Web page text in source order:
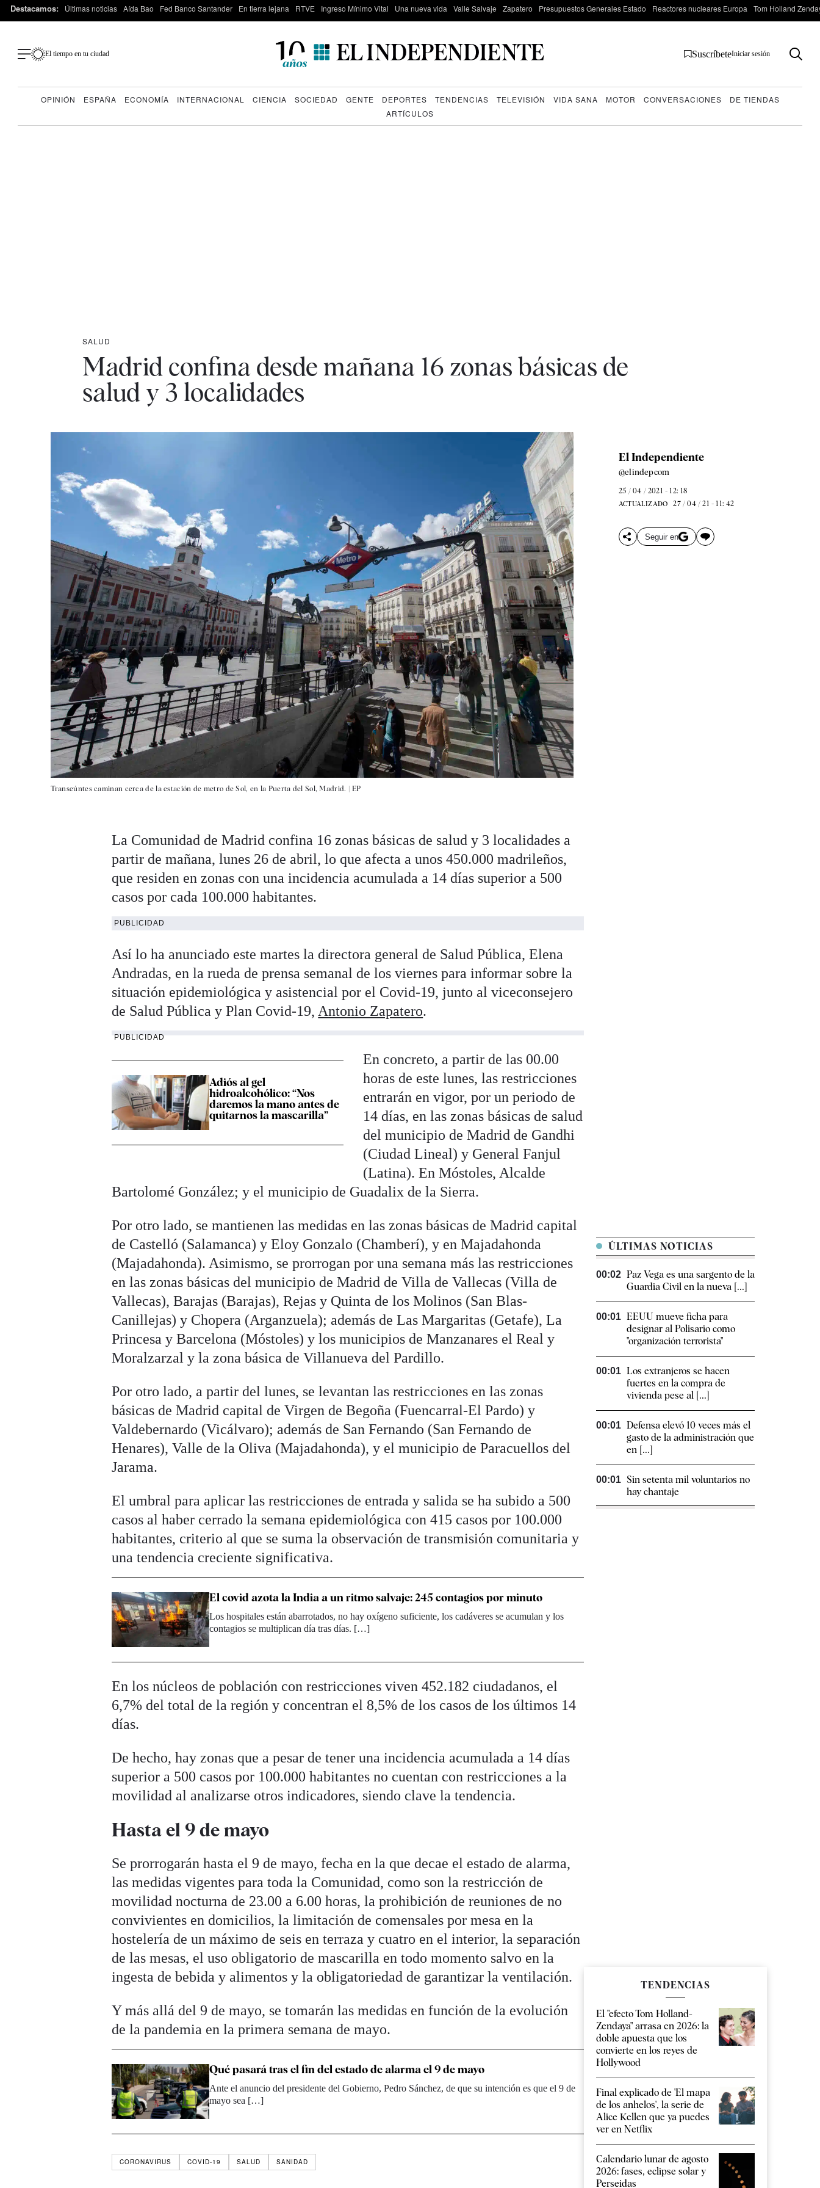
Destacamos: Últimas noticias Aída Bao Fed Banco Santander En tierra lejana RTVE Ingreso Mínimo Vital Una nueva vida Valle Salvaje Zapatero Presupuestos Generales Estado Reactores nucleares Europa Tom Holland
El tiempo en tu ciudad SuscríbeteIniciar sesión
OPINIÓN ESPAÑA ECONOMÍA INTERNACIONAL CIENCIA SOCIEDAD GENTE DEPORTES TENDENCIAS TELEVISIÓN VIDA SANA MOTOR CONVERSACIONES
DE TIENDAS
ARTÍCULOS
SALUD
Madrid confina desde mañana 16 zonas básicas de
salud y 3 localidades
Transeúntes caminan cerca de la estación de metro de Sol, en la Puerta del Sol, Madrid. | EP
El Independiente
@elindepcom
25 / 04 / 2021 - 12: 18
ACTUALIZADO 27 / 04 / 21 - 11: 42
Seguir en
La Comunidad de Madrid confina 16 zonas básicas de salud y 3 localidades a
partir de mañana, lunes 26 de abril, lo que afecta a unos 450.000 madrileños,
que residen en zonas con una incidencia acumulada a 14 días superior a 500
casos por cada 100.000 habitantes.
PUBLICIDAD
Así lo ha anunciado este martes la directora general de Salud Pública, Elena
Andradas, en la rueda de prensa semanal de los viernes para informar sobre la
situación epidemiológica y asistencial por el Covid-19, junto al viceconsejero
de Salud Pública y Plan Covid-19, Antonio Zapatero.
PUBLICIDAD
Adiós al gel
hidroalcohólico: “Nos
daremos la mano antes de
quitarnos la mascarilla”
En concreto, a partir de las 00.00
horas de este lunes, las restricciones
entrarán en vigor, por un periodo de
14 días, en las zonas básicas de salud
del municipio de Madrid de Gandhi
(Ciudad Lineal) y General Fanjul
(Latina). En Móstoles, Alcalde
Bartolomé González; y el municipio de Guadalix de la Sierra.
Por otro lado, se mantienen las medidas en las zonas básicas de Madrid capital
de Castelló (Salamanca) y Eloy Gonzalo (Chamberí), y en Majadahonda
(Majadahonda). Asimismo, se prorrogan por una semana más las restricciones
en las zonas básicas del municipio de Madrid de Villa de Vallecas (Villa de
Vallecas), Barajas (Barajas), Rejas y Quinta de los Molinos (San Blas-
Canillejas) y Chopera (Arganzuela); además de Las Margaritas (Getafe), La
Princesa y Barcelona (Móstoles) y los municipios de Manzanares el Real y
Moralzarzal y la zona básica de Villanueva del Pardillo.
Por otro lado, a partir del lunes, se levantan las restricciones en las zonas
básicas de Madrid capital de Virgen de Begoña (Fuencarral-El Pardo) y
Valdebernardo (Vicálvaro); además de San Fernando (San Fernando de
Henares), Valle de la Oliva (Majadahonda), y el municipio de Paracuellos del
Jarama.
El umbral para aplicar las restricciones de entrada y salida se ha subido a 500
casos al haber cerrado la semana epidemiológica con 415 casos por 100.000
habitantes, criterio al que se suma la observación de transmisión comunitaria y
una tendencia creciente significativa.
El covid azota la India a un ritmo salvaje: 245 contagios por minuto
Los hospitales están abarrotados, no hay oxígeno suficiente, los cadáveres se acumulan y los
contagios se multiplican día tras días. […]
En los núcleos de población con restricciones viven 452.182 ciudadanos, el
6,7% del total de la región y concentran el 8,5% de los casos de los últimos 14
días.
De hecho, hay zonas que a pesar de tener una incidencia acumulada a 14 días
superior a 500 casos por 100.000 habitantes no cuentan con restricciones a la
movilidad al analizarse otros indicadores, siendo clave la tendencia.
Hasta el 9 de mayo
Se prorrogarán hasta el 9 de mayo, fecha en la que decae el estado de alarma,
las medidas vigentes para toda la Comunidad, como son la restricción de
movilidad nocturna de 23.00 a 6.00 horas, la prohibición de reuniones de no
convivientes en domicilios, la limitación de comensales por mesa en la
hostelería de un máximo de seis en terraza y cuatro en el interior, la separación
de las mesas, el uso obligatorio de mascarilla en todo momento salvo en la
ingesta de bebida y alimentos y la obligatoriedad de garantizar la ventilación.
Y más allá del 9 de mayo, se tomarán las medidas en función de la evolución
de la pandemia en la primera semana de mayo.
Qué pasará tras el fin del estado de alarma el 9 de mayo
Ante el anuncio del presidente del Gobierno, Pedro Sánchez, de que su intención es que el 9 de
mayo sea […]
CORONAVIRUS COVID-19 SALUD SANIDAD
ÚLTIMAS NOTICIAS
00:02 Paz Vega es una sargento de la
Guardia Civil en la nueva [...]
00:01 EEUU mueve ficha para
designar al Polisario como
"organización terrorista"
00:01 Los extranjeros se hacen
fuertes en la compra de
vivienda pese al [...]
00:01 Defensa elevó 10 veces más el
gasto de la administración que
en [...]
00:01 Sin setenta mil voluntarios no
hay chantaje
TENDENCIAS
El "efecto Tom Holland-
Zendaya" arrasa en 2026: la
doble apuesta que los
convierte en los reyes de
Hollywood
Final explicado de 'El mapa
de los anhelos', la serie de
Alice Kellen que ya puedes
ver en Netflix
Calendario lunar de agosto
2026: fases, eclipse solar y
Perseidas